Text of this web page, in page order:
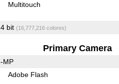
Multitouch
bit (16,777,216 colores)
Primary Camera
MP
Adobe Flash